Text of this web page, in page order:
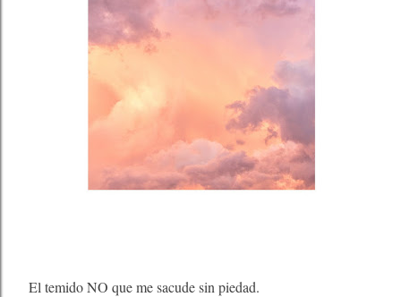
El temido NO que me sacude sin piedad.